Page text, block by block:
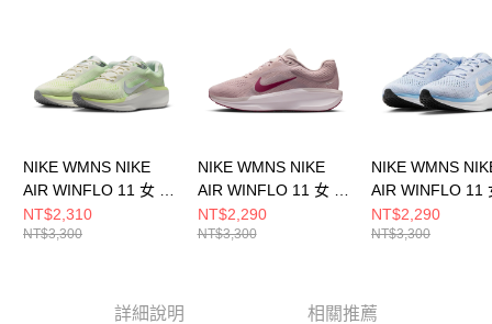
NIKE WMNS NIKE
AIR WINFLO 11 女 跑
步鞋 FJ9510108
NT$2,310
NT$3,300
NIKE WMNS NIKE
AIR WINFLO 11 女 跑
步鞋 FJ9510605
NT$2,290
NT$3,300
NIKE WMNS
AIR WINFLO 11
步鞋 FJ9510007
NT$2,290
NT$3,300
詳細說明 相關推薦